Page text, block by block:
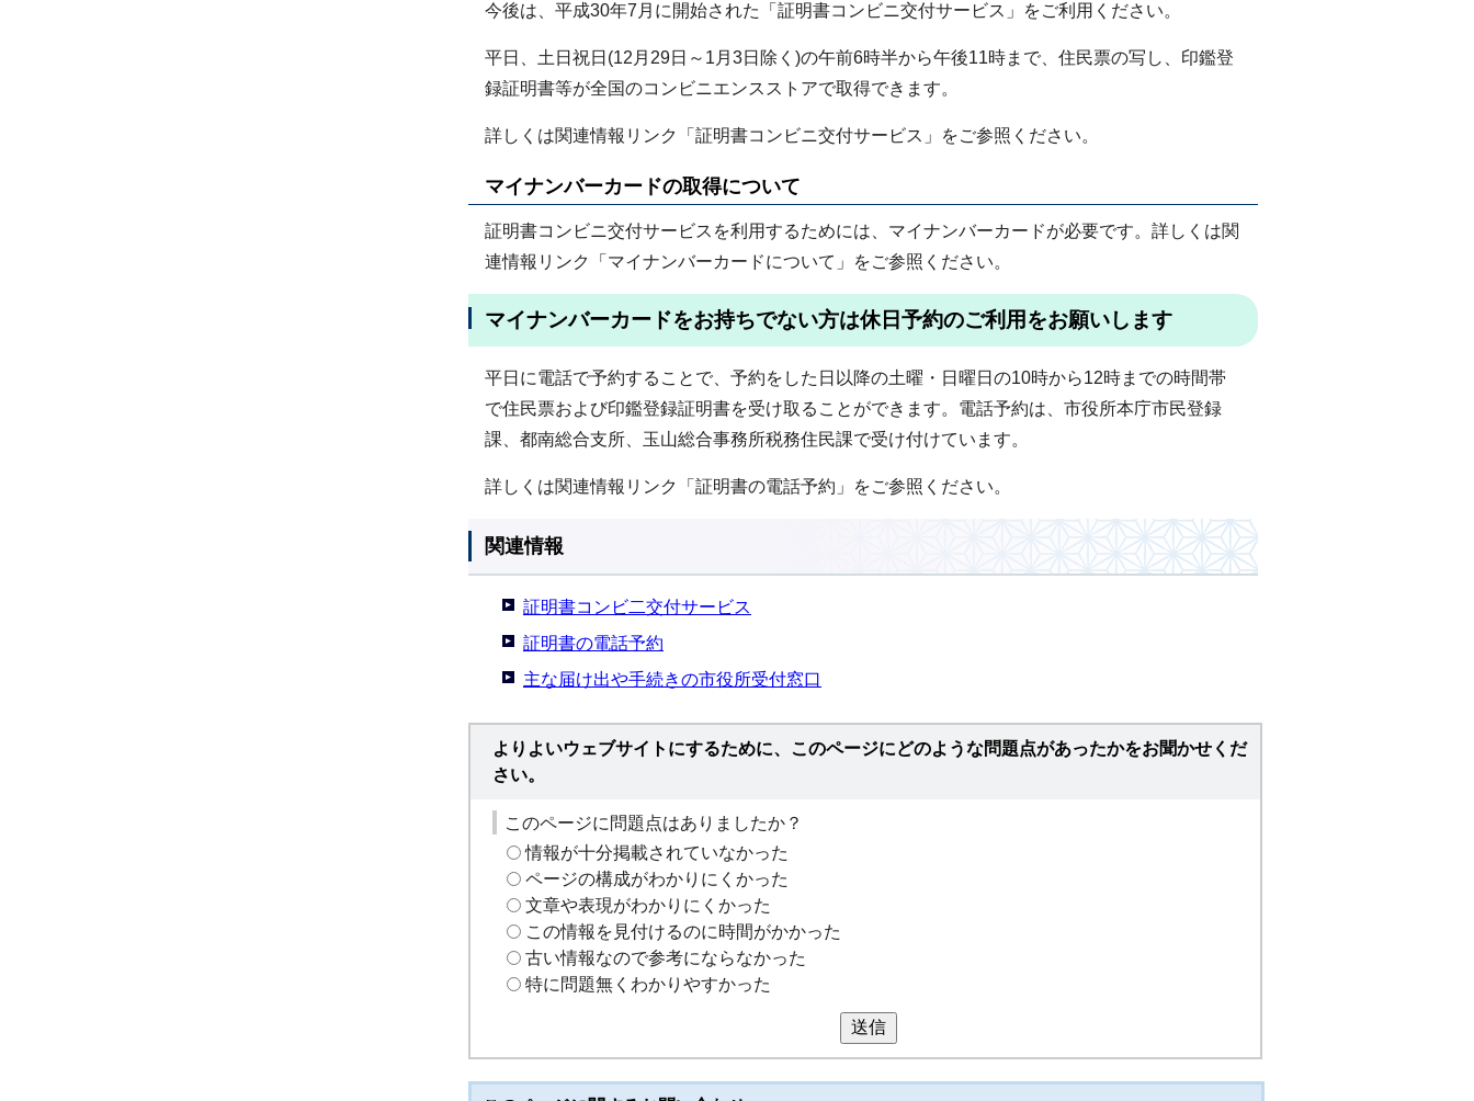
今後は、平成30年7月に開始された「証明書コンビニ交付サービス」をご利用ください。
平日、土日祝日(12月29日～1月3日除く)の午前6時半から午後11時まで、住民票の写し、印鑑登
録証明書等が全国のコンビニエンスストアで取得できます。
詳しくは関連情報リンク「証明書コンビニ交付サービス」をご参照ください。
マイナンバーカードの取得について
証明書コンビニ交付サービスを利用するためには、マイナンバーカードが必要です。詳しくは関
連情報リンク「マイナンバーカードについて」をご参照ください。
マイナンバーカードをお持ちでない方は休日予約のご利用をお願いします
平日に電話で予約することで、予約をした日以降の土曜・日曜日の10時から12時までの時間帯
で住民票および印鑑登録証明書を受け取ることができます。電話予約は、市役所本庁市民登録
課、都南総合支所、玉山総合事務所税務住民課で受け付けています。
詳しくは関連情報リンク「証明書の電話予約」をご参照ください。
関連情報
証明書コンビ二交付サービス
証明書の電話予約
主な届け出や手続きの市役所受付窓口
よりよいウェブサイトにするために、このページにどのような問題点があったかをお聞かせくだ
さい。
このページに問題点はありましたか？
情報が十分掲載されていなかった
ページの構成がわかりにくかった
文章や表現がわかりにくかった
この情報を見付けるのに時間がかかった
古い情報なので参考にならなかった
特に問題無くわかりやすかった
送信